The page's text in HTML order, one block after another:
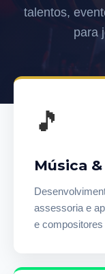
talentos,
para
🎵
Música
assessoria e
e